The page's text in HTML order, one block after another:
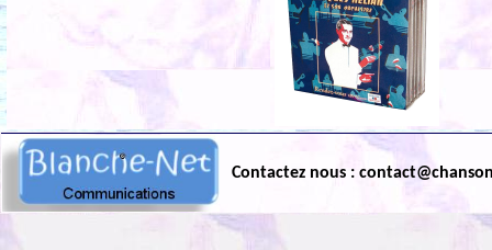
Contactez nous :